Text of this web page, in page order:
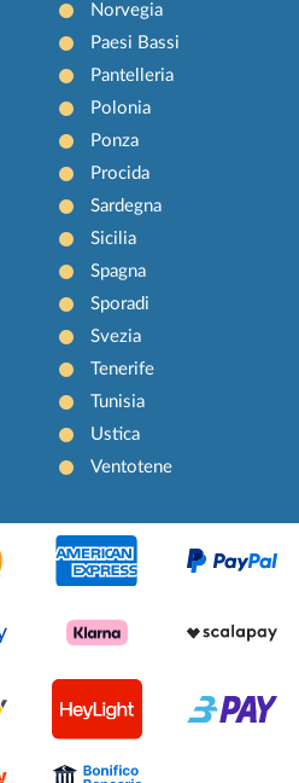
Norvegia
Paesi Bassi
Pantelleria
Polonia
Ponza
Procida
Sardegna
Sicilia
Spagna
Sporadi
Svezia
Tenerife
Tunisia
Ustica
Ventotene